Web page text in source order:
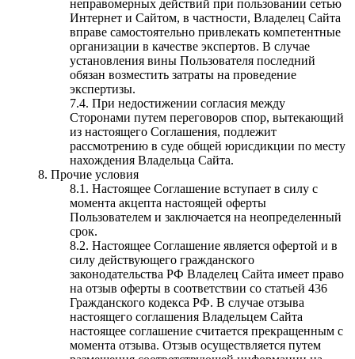
неправомерных действий при пользовании сетью
Интернет и Сайтом, в частности, Владелец Сайта
вправе самостоятельно привлекать компетентные
организации в качестве экспертов. В случае
установления вины Пользователя последний
обязан возместить затраты на проведение
экспертизы.
7.4. При недостижении согласия между
Сторонами путем переговоров спор, вытекающий
из настоящего Соглашения, подлежит
рассмотрению в суде общей юрисдикции по месту
нахождения Владельца Сайта.
8. Прочие условия
8.1. Настоящее Соглашение вступает в силу с
момента акцепта настоящей оферты
Пользователем и заключается на неопределенный
срок.
8.2. Настоящее Соглашение является офертой и в
силу действующего гражданского
законодательства РФ Владелец Сайта имеет право
на отзыв оферты в соответствии со статьей 436
Гражданского кодекса РФ. В случае отзыва
настоящего соглашения Владельцем Сайта
настоящее соглашение считается прекращенным с
момента отзыва. Отзыв осуществляется путем